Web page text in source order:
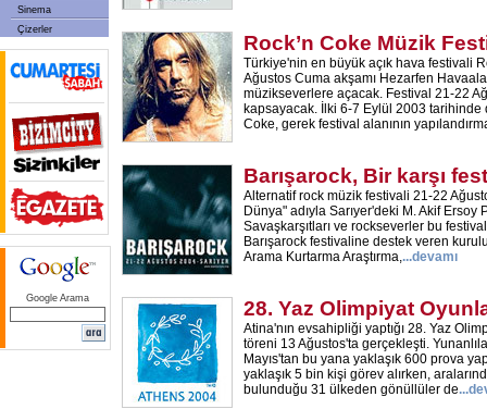
Sinema
Çizerler
Google Arama
Rock’n Coke Müzik
Türkiye'nin en büyük açık hava festivali
Ağustos Cuma akşamı Hezarfen
müzikseverlere açacak. Festival 21-22
kapsayacak. İlki 6-7 Eylül 2003
Coke, gerek festival alanının
Barışarock, Bir karşı
Alternatif rock müzik festivali 21-22
Dünya" adıyla Sarıyer'deki M. Akif Ersoy
Savaşkarşıtları ve rockseverler bu
Barışarock festivaline destek veren
Arama Kurtarma Araştırma,...devamı
28. Yaz Olimpiyat
Atina'nın evsahipliği yaptığı 28. Yaz
töreni 13 Ağustos'ta gerçekleşti.
Mayıs'tan bu yana yaklaşık 600 prova
yaklaşık 5 bin kişi görev alırken,
bulunduğu 31 ülkeden gönüllüler de